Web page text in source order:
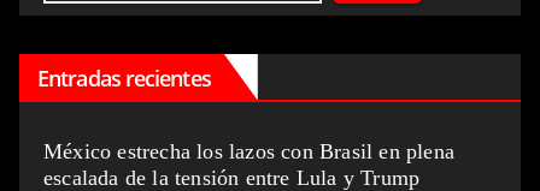
Entradas recientes
México estrecha los lazos con Brasil en plena
escalada de la tensión entre Lula y Trump